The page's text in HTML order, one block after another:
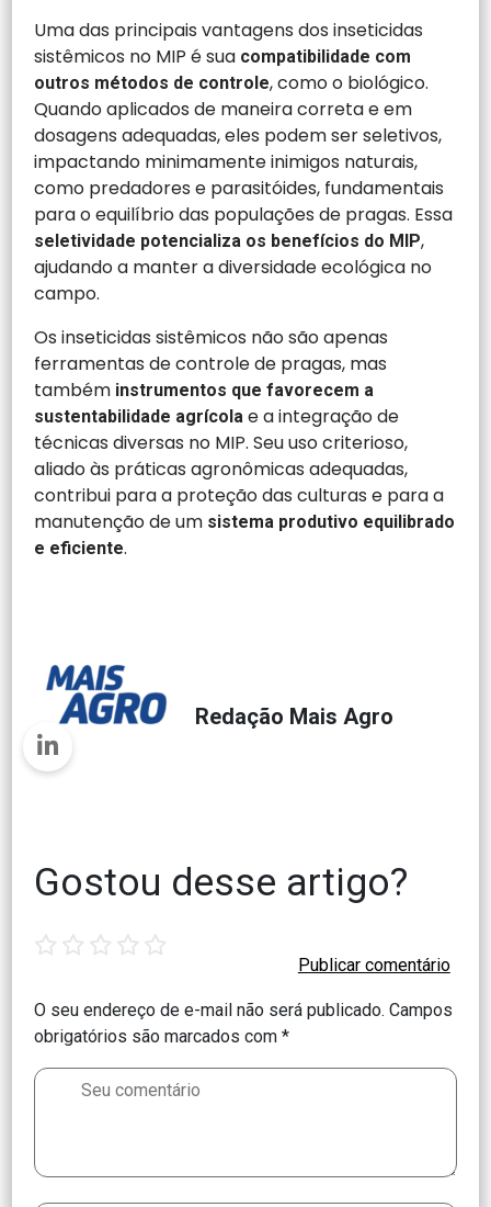
Uma das principais vantagens dos inseticidas
sistêmicos no MIP é sua compatibilidade com
outros métodos de controle, como o biológico.
Quando aplicados de maneira correta e em
dosagens adequadas, eles podem ser seletivos,
impactando minimamente inimigos naturais,
como predadores e parasitóides, fundamentais
para o equilíbrio das populações de pragas. Essa
seletividade potencializa os benefícios do MIP,
ajudando a manter a diversidade ecológica no
campo.
Os inseticidas sistêmicos não são apenas
ferramentas de controle de pragas, mas
também instrumentos que favorecem a
sustentabilidade agrícola e a integração de
técnicas diversas no MIP. Seu uso criterioso,
aliado às práticas agronômicas adequadas,
contribui para a proteção das culturas e para a
manutenção de um sistema produtivo equilibrado
e eficiente.
Redação Mais Agro
Gostou desse artigo?
O seu endereço de e-mail não será publicado. Campos
obrigatórios são marcados com*
star stars stars stars stars